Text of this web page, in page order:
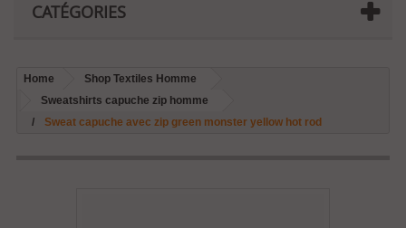
CATÉGORIES
Home
Shop Textiles Homme
Sweatshirts capuche zip homme
Sweat capuche avec zip green monster yellow hot rod